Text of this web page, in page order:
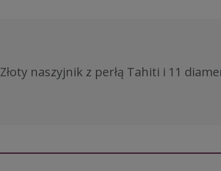
Złoty naszyjnik z perłą Tahiti i 11